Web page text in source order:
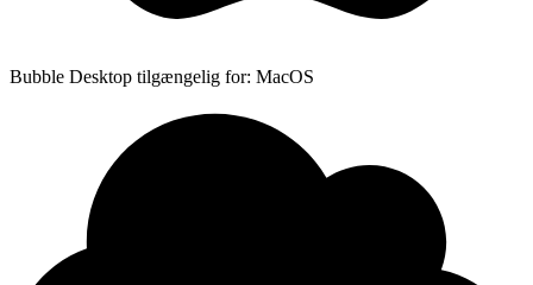
Bubble Desktop tilgængelig for: MacOS